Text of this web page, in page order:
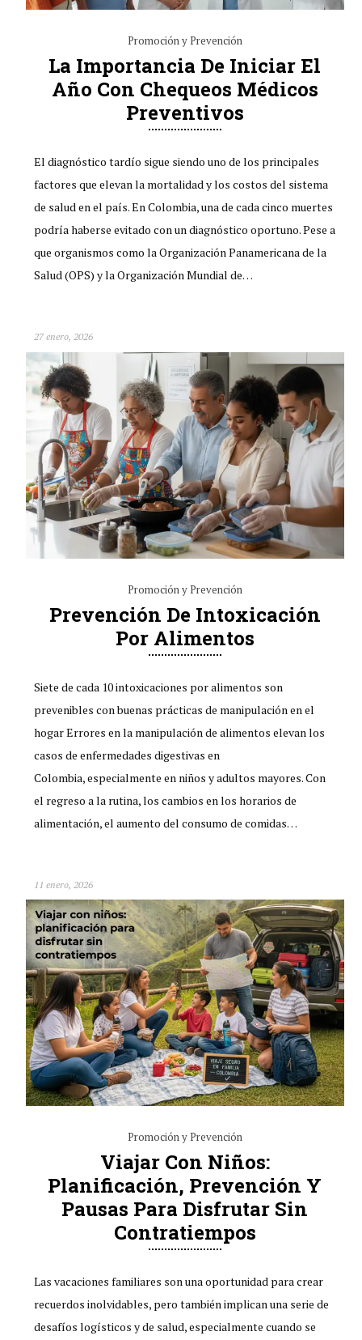
Promoción y Prevención
La Importancia De Iniciar El
Año Con Chequeos Médicos
Preventivos
El diagnóstico tardío sigue siendo uno de los principales
factores que elevan la mortalidad y los costos del sistema
de salud en el país. En Colombia, una de cada cinco muertes
podría haberse evitado con un diagnóstico oportuno. Pese a
que organismos como la Organización Panamericana de la
Salud (OPS) y la Organización Mundial de…
27 enero, 2026
Promoción y Prevención
Prevención De Intoxicación
Por Alimentos
Siete de cada 10 intoxicaciones por alimentos son
prevenibles con buenas prácticas de manipulación en el
hogar Errores en la manipulación de alimentos elevan los
casos de enfermedades digestivas en
Colombia, especialmente en niños y adultos mayores. Con
el regreso a la rutina, los cambios en los horarios de
alimentación, el aumento del consumo de comidas…
11 enero, 2026
Promoción y Prevención
Viajar Con Niños:
Planificación, Prevención Y
Pausas Para Disfrutar Sin
Contratiempos
Las vacaciones familiares son una oportunidad para crear
recuerdos inolvidables, pero también implican una serie de
desafíos logísticos y de salud, especialmente cuando se